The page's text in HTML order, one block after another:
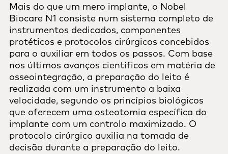
Mais do que um mero implante, o Nobel
Biocare N1 consiste num sistema completo de
instrumentos dedicados, componentes
protéticos e protocolos cirúrgicos concebidos
para o auxiliar em todos os passos. Com base
nos últimos avanços científicos em matéria de
osseointegração, a preparação do leito é
realizada com um instrumento a baixa
velocidade, segundo os princípios biológicos
que oferecem uma osteotomia específica do
implante com um controlo maximizado. O
protocolo cirúrgico auxilia na tomada de
decisão durante a preparação do leito.